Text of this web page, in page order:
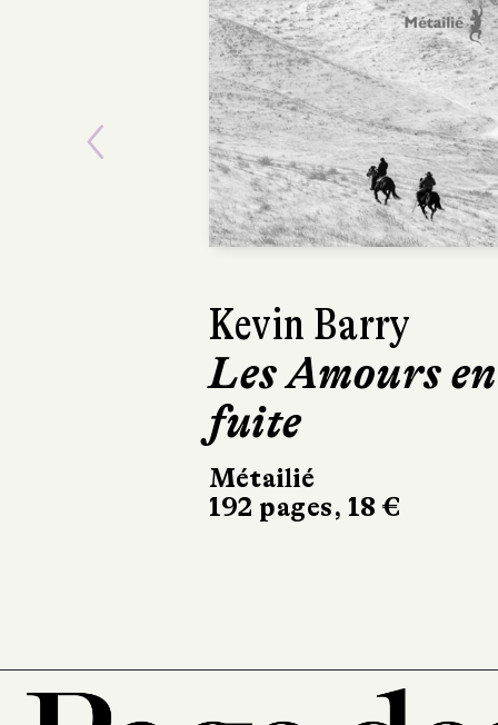
Amira Ghenim
Le Désastre de
la maison des
notables
10/18
Previous